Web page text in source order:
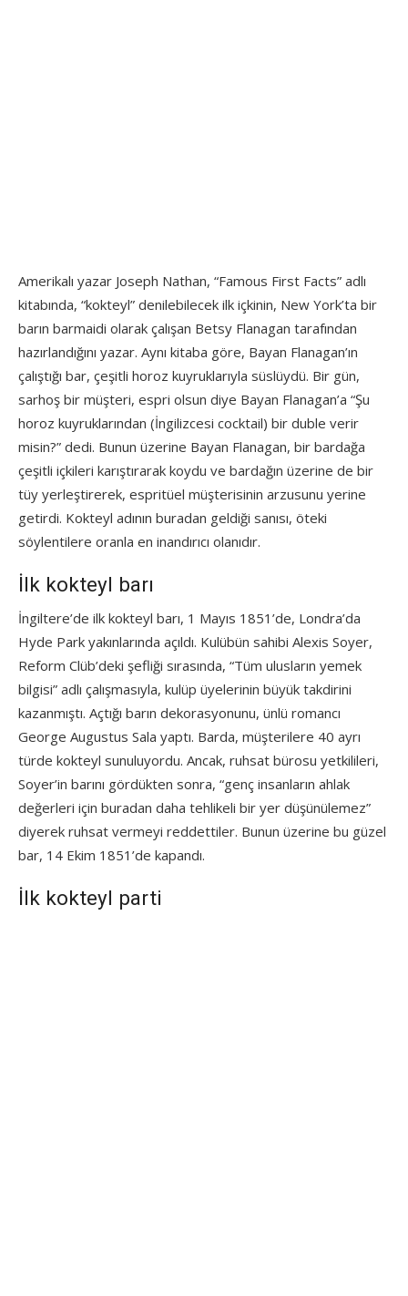
Amerikalı yazar Joseph Nathan, “Famous First Facts” adlı
kitabında, “kokteyl” denilebilecek ilk içkinin, New York’ta bir
barın barmaidi olarak çalışan Betsy Flanagan tarafından
hazırlandığını yazar. Aynı kitaba göre, Bayan Flanagan’ın
çalıştığı bar, çeşitli horoz kuyruklarıyla süslüydü. Bir gün,
sarhoş bir müşteri, espri olsun diye Bayan Flanagan’a “Şu
horoz kuyruklarından (İngilizcesi cocktail) bir duble verir
misin?” dedi. Bunun üzerine Bayan Flanagan, bir bardağa
çeşitli içkileri karıştırarak koydu ve bardağın üzerine de bir
tüy yerleştirerek, espritüel müşterisinin arzusunu yerine
getirdi. Kokteyl adının buradan geldiği sanısı, öteki
söylentilere oranla en inandırıcı olanıdır.
İlk kokteyl barı
İngiltere’de ilk kokteyl barı, 1 Mayıs 1851’de, Londra’da
Hyde Park yakınlarında açıldı. Kulübün sahibi Alexis Soyer,
Reform Clüb’deki şefliği sırasında, “Tüm ulusların yemek
bilgisi” adlı çalışmasıyla, kulüp üyelerinin büyük takdirini
kazanmıştı. Açtığı barın dekorasyonunu, ünlü romancı
George Augustus Sala yaptı. Barda, müşterilere 40 ayrı
türde kokteyl sunuluyordu. Ancak, ruhsat bürosu yetkilileri,
Soyer’in barını gördükten sonra, “genç insanların ahlak
değerleri için buradan daha tehlikeli bir yer düşünülemez”
diyerek ruhsat vermeyi reddettiler. Bunun üzerine bu güzel
bar, 14 Ekim 1851’de kapandı.
İlk kokteyl parti